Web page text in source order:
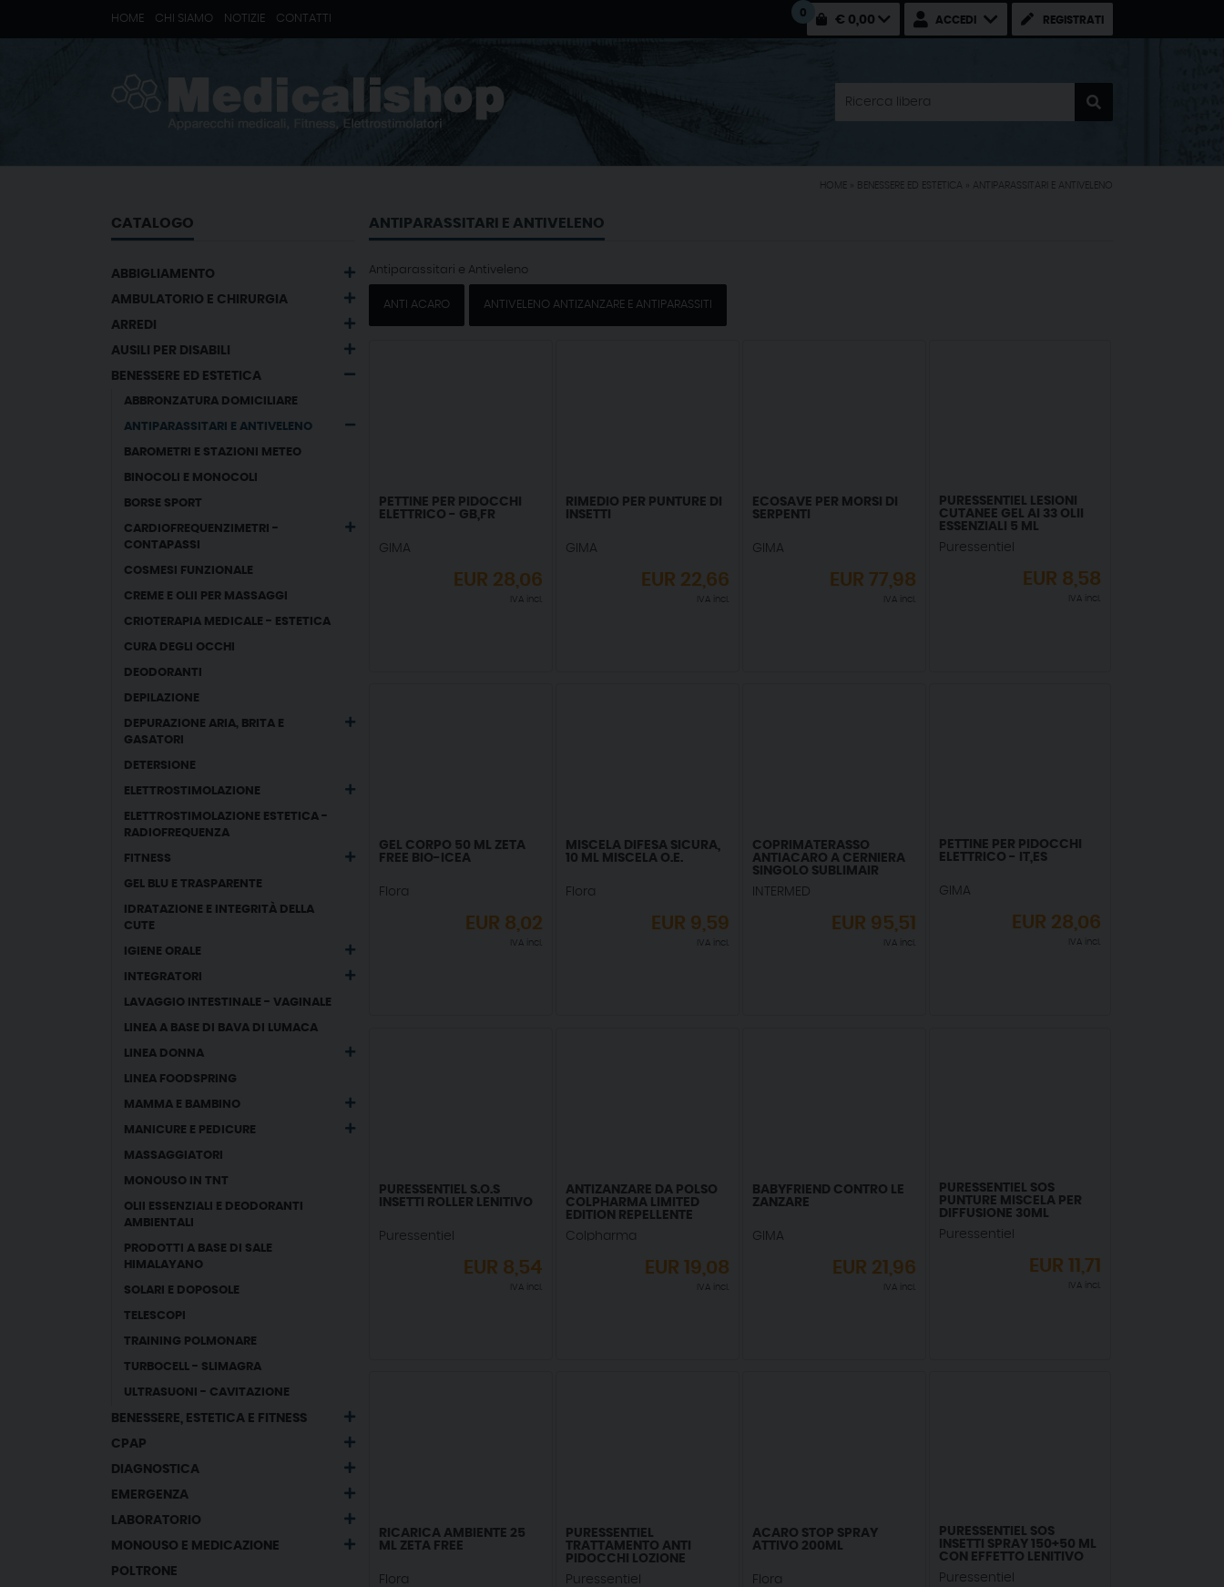
HOME CHI SIAMO NOTIZIE CONTATTI REGISTRATI
ACCEDI
0
€ 0,00
HOME BENESSERE ED ESTETICA ANTIPARASSITARI E ANTIVELENO
CATALOGO
ABBIGLIAMENTO
AMBULATORIO E CHIRURGIA
ARREDI
AUSILI PER DISABILI
BENESSERE ED ESTETICA
ABBRONZATURA DOMICILIARE
ANTIPARASSITARI E ANTIVELENO
BAROMETRI E STAZIONI METEO
BINOCOLI E MONOCOLI
BORSE SPORT
CARDIOFREQUENZIMETRI -
CONTAPASSI
COSMESI FUNZIONALE
CREME E OLII PER MASSAGGI
CRIOTERAPIA MEDICALE - ESTETICA
CURA DEGLI OCCHI
DEODORANTI
DEPILAZIONE
DEPURAZIONE ARIA, BRITA E
GASATORI
DETERSIONE
ELETTROSTIMOLAZIONE
ELETTROSTIMOLAZIONE ESTETICA -
RADIOFREQUENZA
FITNESS
GEL BLU E TRASPARENTE
IDRATAZIONE E INTEGRITÀ DELLA
CUTE
IGIENE ORALE
INTEGRATORI
LAVAGGIO INTESTINALE - VAGINALE
LINEA A BASE DI BAVA DI LUMACA
LINEA DONNA
LINEA FOODSPRING
MAMMA E BAMBINO
MANICURE E PEDICURE
MASSAGGIATORI
MONOUSO IN TNT
OLII ESSENZIALI E DEODORANTI
AMBIENTALI
PRODOTTI A BASE DI SALE
HIMALAYANO
SOLARI E DOPOSOLE
TELESCOPI
TRAINING POLMONARE
TURBOCELL - SLIMAGRA
ULTRASUONI - CAVITAZIONE
BENESSERE, ESTETICA E FITNESS
CPAP
DIAGNOSTICA
EMERGENZA
LABORATORIO
MONOUSO E MEDICAZIONE
POLTRONE
ANTIPARASSITARI E ANTIVELENO
Antiparassitari e Antiveleno
ANTI ACARO ANTIVELENO ANTIZANZARE E ANTIPARASSITI
PETTINE PER PIDOCCHI
ELETTRICO - GB,FR
GIMA
EUR 28,06
IVA incl.
RIMEDIO PER PUNTURE DI
INSETTI
GIMA
EUR 22,66
IVA incl.
ECOSAVE PER MORSI DI
SERPENTI
GIMA
EUR77,98
IVA incl.
PURESSENTIEL LESIONI
CUTANEE GEL AI 33 OLII
ESSENZIALI 5 ML
Puressentiel
EUR 8,58
IVA incl.
GEL CORPO 50 ML ZETA
FREE BIO-ICEA
Flora
EUR 8,02
IVA incl.
MISCELA DIFESA SICURA,
10 ML MISCELA O.E.
Flora
EUR 9,59
IVA incl.
COPRIMATERASSO
ANTIACARO A CERNIERA
SINGOLO SUBLIMAIR
80X190X20 CM
INTERMED
EUR 95,51
IVA incl.
PETTINE PER PIDOCCHI
ELETTRICO - IT,ES
GIMA
EUR 28,06
IVA incl.
PURESSENTIEL S.O.S
INSETTI ROLLER LENITIVO
Puressentiel
EUR 8,54
IVA incl.
ANTIZANZARE DA POLSO
COLPHARMA LIMITED
EDITION REPELLENTE
Colpharma
EUR19,08
IVA incl.
BABYFRIEND CONTRO LE
ZANZARE
GIMA
EUR 21,96
IVA incl.
PURESSENTIEL SOS
PUNTURE MISCELA PER
DIFFUSIONE 30ML
Puressentiel
EUR 11,71
IVA incl.
RICARICA AMBIENTE 25
ML ZETA FREE
Flora
PURESSENTIEL
TRATTAMENTO ANTI
PIDOCCHI LOZIONE
COMPLETA + PETTINE
Puressentiel
ACARO STOP SPRAY
ATTIVO 200ML
Flora
PURESSENTIEL SOS
INSETTI SPRAY 150+50 ML
CON EFFETTO LENITIVO
Puressentiel